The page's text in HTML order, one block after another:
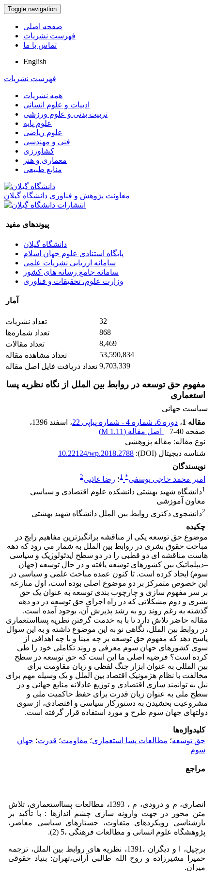
Toggle navigation
صفحه اصلی
فهرست نشریات
تماس با ما
English
فهرست نشریات
همه نشریات
ادبیات و علوم انسانی
تربیت بدنی و علوم ورزشی
علوم پایه
علوم ریاضی
فنی و مهندسی
کشاورزی
معماری و هنر
منابع طبیعی
معاونت پژوهش و فناوری دانشگاه گیلان
پیوندهای مفید
دانشگاه گیلان
پایگاه استنادی علوم جهان اسلام
سامانه ارزیابی نشریات علمی
سامانه جامع رسانه های کشور
وزارت علوم، تحقیقات و فناوری
آمار
تعداد نشریات
32
تعداد شماره‌ها
868
تعداد مقالات
8,469
تعداد مشاهده مقاله
53,590,834
تعداد دریافت فایل اصل مقاله 9,703,339
مفهوم حق توسعه در روابط بین الملل از نگاه نظریه پسا
استعماری
سیاست جهانی
مقاله 1
، دوره 6، شماره 4 - شماره پیاپی 22 ، اسفند 1396
،
صفحه 7-40 اصل مقاله (1.11 M
)
نوع مقاله: مقاله پژوهشی
شناسه دیجیتال (DOI):
10.22124/wp.2018.2788
نویسندگان
امیر محمد حاجی یوسفی*
1؛ رضا غائبی2
1دانشگاه شهید بهشتی دانشکده علوم اقتصادی و سیاسی
معاون آموزشی
2دانشجوی دکتری روابط بین الملل دانشگاه شهید بهشتی
چکیده
موضوع حق توسعه یکی از مناقشه برانگیزترین مفاهیم رایج در
مباحث حقوق بشری در روابط بین الملل به شمار می رود که دهه
هاست مناقشه ای دو قطبی را در دو سطح ایدئولوژیک و سیاسی
–دیپلماتیک بین کشورهای توسعه یافته و در حال توسعه (جهان
سوم) ایجاد کرده است. تا کنون عمده مباحث علمی و سیاسی در
این خصوص متمرکز بر دو موضوع اصلی بوده است، اول منازعه
بر سر مفهوم سازی و چارچوب بندی توسعه به عنوان یک حق
بشری و دوم مشکلاتی که در راه اجرای حق توسعه در دو دهه
گذشته به رغم روند رو به رشد پذیرش آن، بوجود آمده است.
مقاله حاضر تلاش دارد تا با به خدمت گرفتن نظریه پسااستعماری
در روابط بین الملل، نگاهی نو به این موضوع داشته و به این سوال
پاسخ دهد که مفهوم حق توسعه بر چه مبنا و با چه اهدافی از
سوی کشورهای جهان سوم معرفی و روند تکاملی خود را طی
کرده است؟ فرضیه اصلی ما این است که حق توسعه در سطح
بین المللی به عنوان ابزار جنگ لفظی و زبان مقاومت برای
مخالفت با نظام هژمونیک اقتصاد بین الملل و یک وسیله مهم برای
نیل به توانمند سازی اقتصادی و توزیع عادلانه منابع جهانی و در
سطح ملی به عنوان زبان قدرت برای حفظ حاکمیت ملی و
مشروعیت بخشیدن به دستورکار سیاسی و اقتصادی، از سوی
دولتهای جهان سوم طرح و مورد استفاده قرار گرفته است.
کلیدواژه‌ها
حق توسعه؛ مطالعات پسا استعماری؛ مقاومت؛ قدرت؛ جهان
سوم
مراجع
انصاری، م و درودی، م ، 1393 ، مطالعات پسااستعماری، تلاش
متن محور در جهت وارونه سازی چشم اندازها : با تأکید بر
بازشناسی رویکردهای متفاوت، جستارهای سیاسی معاصر،
پژوهشگاه علوم انسانی و مطالعات فرهنگی ،5 (2).
برچیل، ا و دیگران ،1391، نظریه های روابط بین الملل، ترجمه
حمیرا مشیرزاده و روح الله طالبی آرانی،تهران: بنیاد حقوقی
میزان.